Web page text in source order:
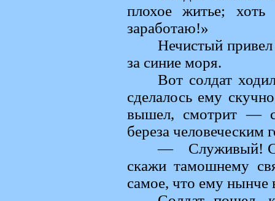
плохое житье;
заработаю!»
Нечистый привел
за синие моря.
Вот солдат
сделалось ему
вышел, смотрит —
береза человеческим
— Служивый!
скажи тамошнему
самое, что ему нынче